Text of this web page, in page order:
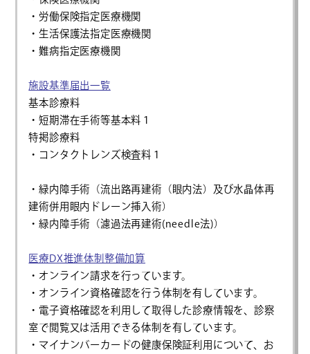
・労働保険指定医療機関
・生活保護法指定医療機関
・難病指定医療機関
施設基準届出一覧
基本診療料
・短期滞在手術等基本料１
特掲診療料
・コンタクトレンズ検査料１
・緑内障手術（流出路再建術（眼内法）及び水晶体再
建術併用眼内ドレーン挿入術）
・緑内障手術（濾過法再建術(needle法)）
医療DX推進体制整備加算
・オンライン請求を行っています。
・オンライン資格確認を行う体制を有しています。
・電子資格確認を利用して取得した診療情報を、診察
室で閲覧又は活用できる体制を有しています。
・マイナンバーカードの健康保険証利用について、お